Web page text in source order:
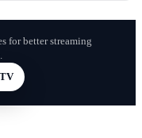
for better streaming